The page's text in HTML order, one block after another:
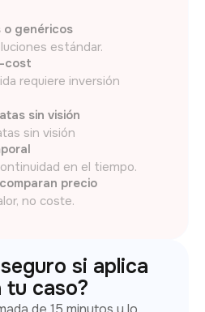
o genéricos
estándar.
cost
requiere inversión
sin visión
sin visión
en el tiempo.
precio
no coste.
si aplica
tu caso?